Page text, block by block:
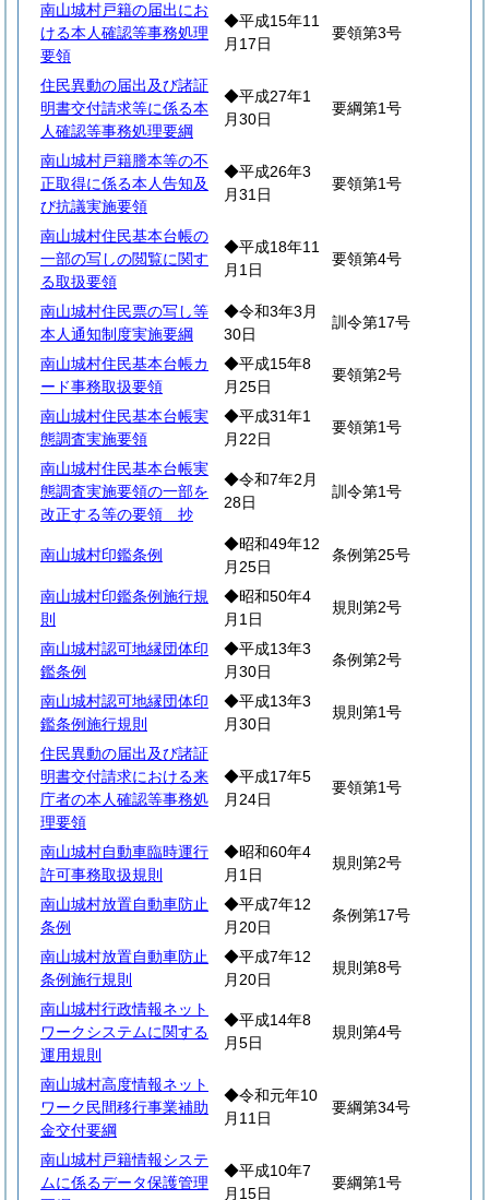
南山城村戸籍の届出にお
ける本人確認等事務処理
要領
◆平成15年11
月17日
要領第3号
住民異動の届出及び諸証
明書交付請求等に係る本
人確認等事務処理要綱
◆平成27年1
月30日
要綱第1号
南山城村戸籍謄本等の不
正取得に係る本人告知及
び抗議実施要領
◆平成26年3
月31日
要領第1号
南山城村住民基本台帳の
一部の写しの閲覧に関す
る取扱要領
◆平成18年11
月1日
要領第4号
南山城村住民票の写し等
本人通知制度実施要綱
◆令和3年3月
30日
訓令第17号
南山城村住民基本台帳カ
ード事務取扱要領
◆平成15年8
月25日
要領第2号
南山城村住民基本台帳実
態調査実施要領
◆平成31年1
月22日
要領第1号
南山城村住民基本台帳実
態調査実施要領の一部を
改正する等の要領 抄
◆令和7年2月
28日
訓令第1号
南山城村印鑑条例
◆昭和49年12
月25日
条例第25号
南山城村印鑑条例施行規
則
◆昭和50年4
月1日
規則第2号
南山城村認可地縁団体印
鑑条例
◆平成13年3
月30日
条例第2号
南山城村認可地縁団体印
鑑条例施行規則
◆平成13年3
月30日
規則第1号
住民異動の届出及び諸証
明書交付請求における来
庁者の本人確認等事務処
理要領
◆平成17年5
月24日
要領第1号
南山城村自動車臨時運行
許可事務取扱規則
◆昭和60年4
月1日
規則第2号
南山城村放置自動車防止
条例
◆平成7年12
月20日
条例第17号
南山城村放置自動車防止
条例施行規則
◆平成7年12
月20日
規則第8号
南山城村行政情報ネット
ワークシステムに関する
運用規則
◆平成14年8
月5日
規則第4号
南山城村高度情報ネット
ワーク民間移行事業補助
金交付要綱
◆令和元年10
月11日
要綱第34号
南山城村戸籍情報システ
ムに係るデータ保護管理
◆平成10年7
月15日
要綱第1号